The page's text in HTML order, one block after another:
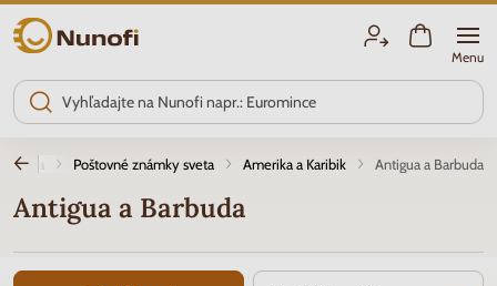
Nunofi.sk
Menu
Poštovné známky sveta Amerika a Karibik Antigua a Barbuda
Antigua a Barbuda